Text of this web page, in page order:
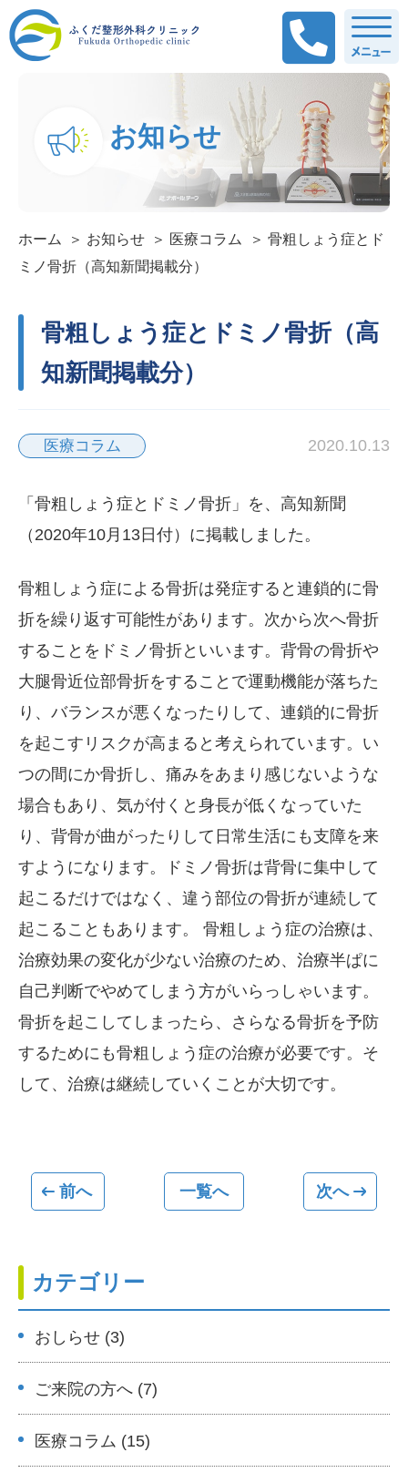
お知らせ
ホーム お知らせ 医療コラム
骨粗しょう症とド
ミノ骨折（高知新聞掲載分）
骨粗しょう症とドミノ骨折（高
知新聞掲載分）
医療コラム 2020.10.13
「骨粗しょう症とドミノ骨折」を、高知新聞
（2020年10月13日付）に掲載しました。
骨粗しょう症による骨折は発症すると連鎖的に骨
折を繰り返す可能性があります。次から次へ骨折
することをドミノ骨折といいます。背骨の骨折や
大腿骨近位部骨折をすることで運動機能が落ちた
り、バランスが悪くなったりして、連鎖的に骨折
を起こすリスクが高まると考えられています。い
つの間にか骨折し、痛みをあまり感じないような
場合もあり、気が付くと身長が低くなっていた
り、背骨が曲がったりして日常生活にも支障を来
すようになります。ドミノ骨折は背骨に集中して
起こるだけではなく、違う部位の骨折が連続して
起こることもあります。 骨粗しょう症の治療は、
治療効果の変化が少ない治療のため、治療半ぱに
自己判断でやめてしまう方がいらっしゃいます。
骨折を起こしてしまったら、さらなる骨折を予防
するためにも骨粗しょう症の治療が必要です。そ
して、治療は継続していくことが大切です。
前へ 次へ
一覧へ
カテゴリー
おしらせ (3)
ご来院の方へ (7)
医療コラム (15)